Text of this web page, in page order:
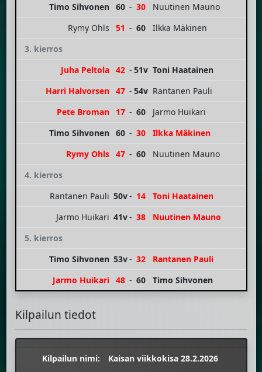
Timo Sihvonen
60 - 30
Nuutinen Mauno
Rymy Ohls
51 - 60
Ilkka Mäkinen
3. kierros
Juha Peltola
42 - 51v Toni Haatainen
Harri Halvorsen
47 - 54v Rantanen Pauli
Pete Broman
17 - 60
Jarmo Huikari
Timo Sihvonen
60 - 30
Ilkka Mäkinen
Rymy Ohls
47 - 60
Nuutinen Mauno
4. kierros
Rantanen Pauli 50v- 14
Toni Haatainen
Jarmo Huikari 41v- 38
Nuutinen Mauno
5. kierros
Timo Sihvonen 53v- 32
Rantanen Pauli
Jarmo Huikari
48 - 60 Timo Sihvonen
Kilpailun tiedot
Kilpailun nimi:
Kaisan viikkokisa 28.2.2026